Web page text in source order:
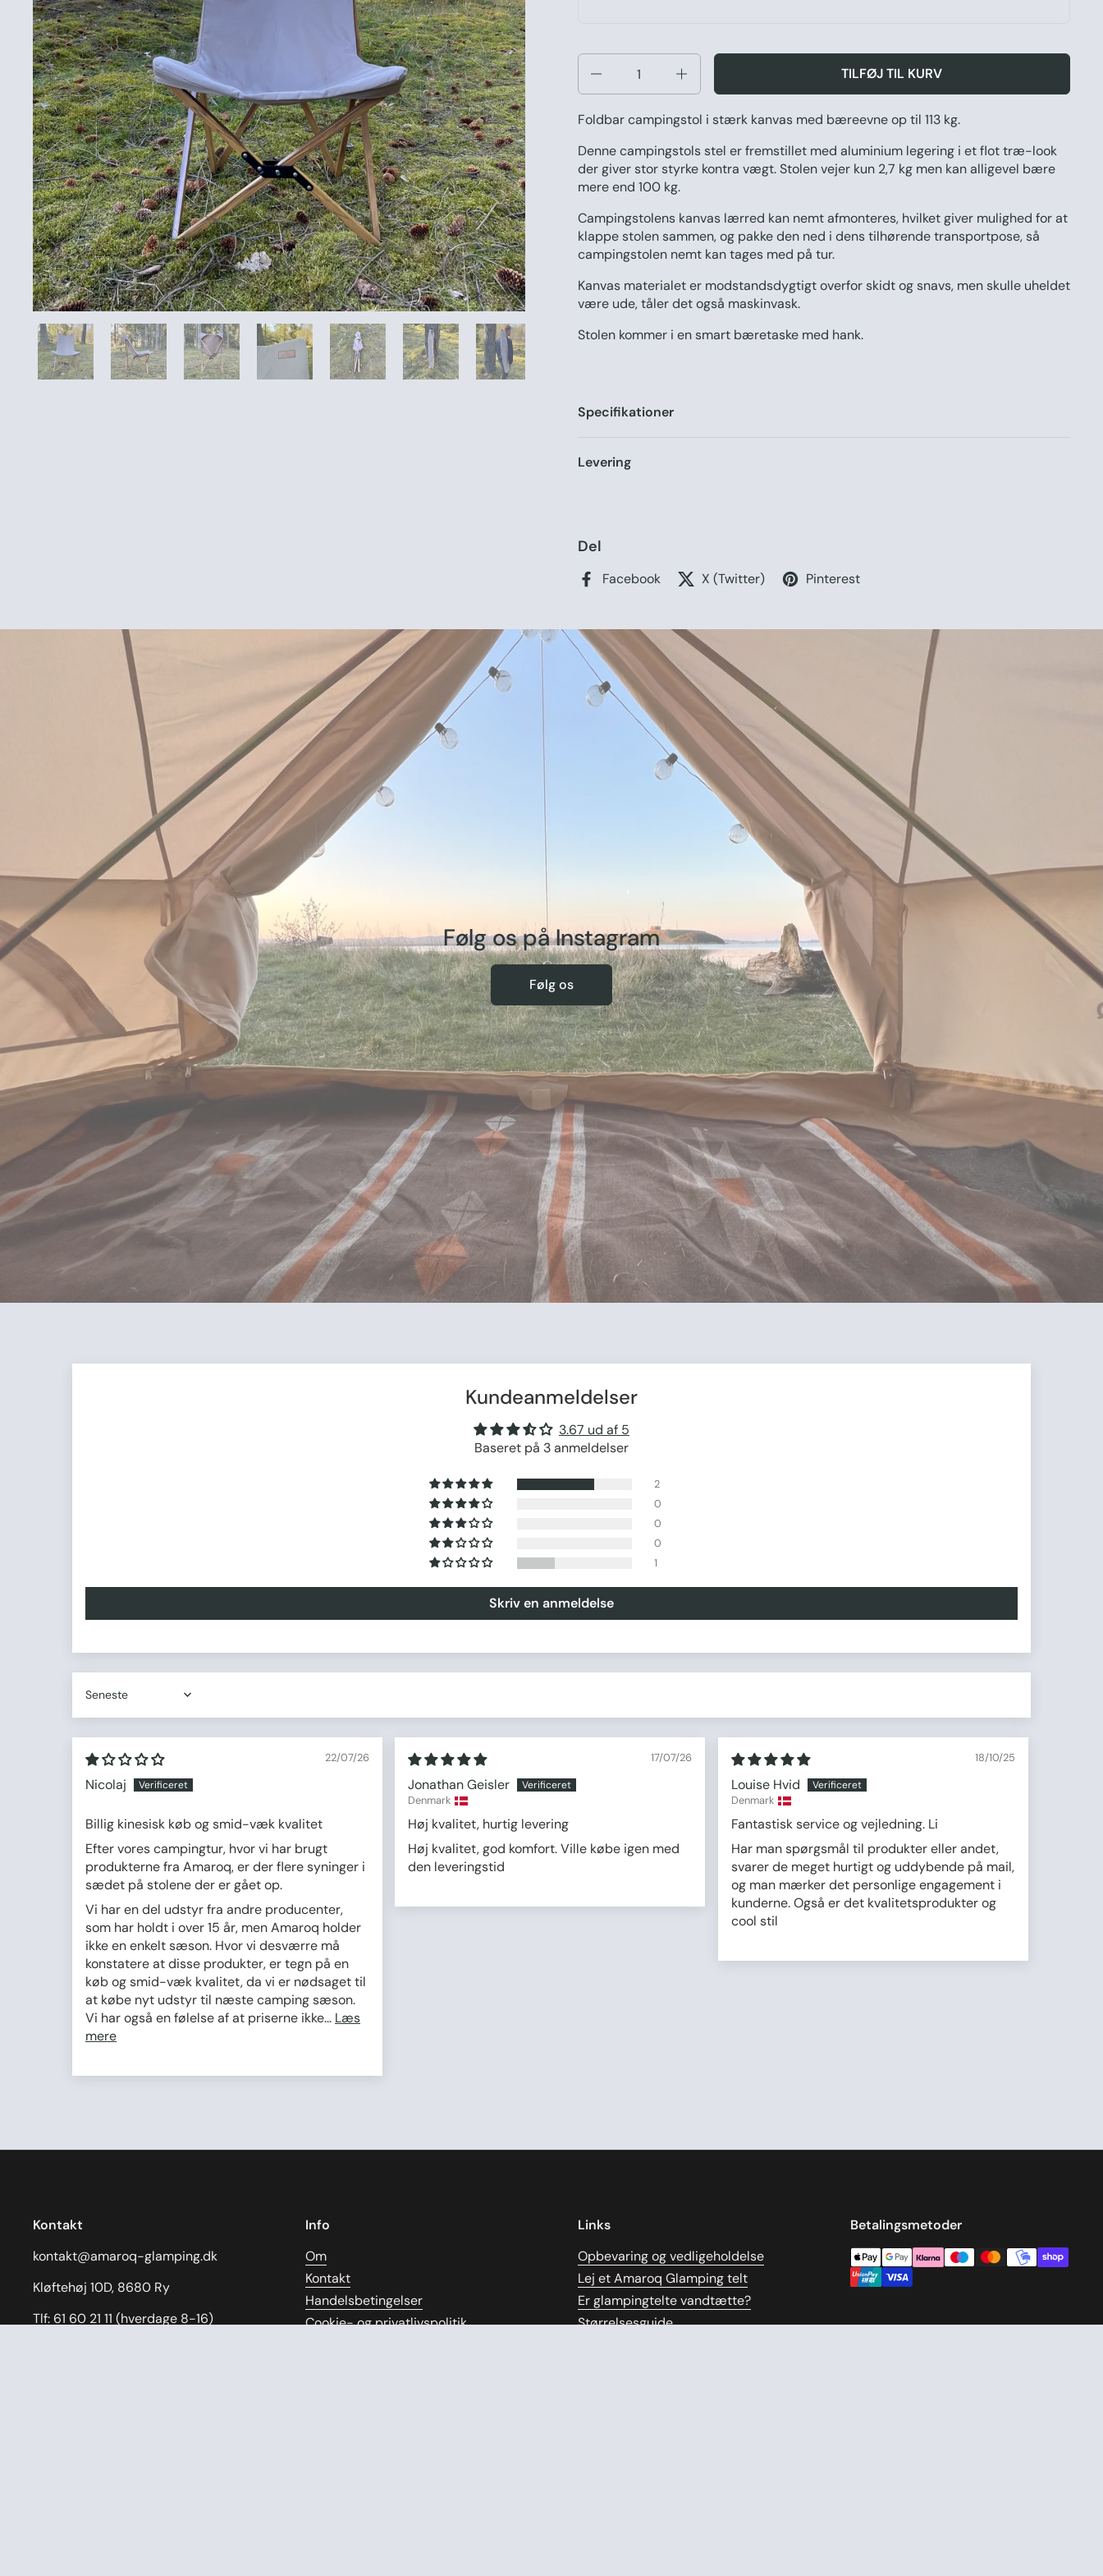
TILFØJ TIL KURV
Foldbar campingstol i stærk kanvas med bæreevne op til 113 kg.
Denne campingstols stel er fremstillet med aluminium legering i et flot træ-look
der giver stor styrke kontra vægt. Stolen vejer kun 2,7 kg men kan alligevel bære
mere end 100 kg.
Campingstolens kanvas lærred kan nemt afmonteres, hvilket giver mulighed for at
klappe stolen sammen, og pakke den ned i dens tilhørende transportpose, så
campingstolen nemt kan tages med på tur.
Kanvas materialet er modstandsdygtigt overfor skidt og snavs, men skulle uheldet
være ude, tåler det også maskinvask.
Stolen kommer i en smart bæretaske med hank.
Specifikationer
Levering
Del
Facebook X (Twitter) Pinterest
Følg os på Instagram
Følg os
Kundeanmeldelser
3.67 ud af 5
Baseret på 3 anmeldelser
2
0
0
0
1
Skriv en anmeldelse
Sort by
22/07/26
Nicolaj
Billig kinesisk køb og smid-væk kvalitet
Efter vores campingtur, hvor vi har brugt
produkterne fra Amaroq, er der flere syninger i
sædet på stolene der er gået op.
Vi har en del udstyr fra andre producenter,
som har holdt i over 15 år, men Amaroq holder
ikke en enkelt sæson. Hvor vi desværre må
konstatere at disse produkter, er tegn på en
køb og smid-væk kvalitet, da vi er nødsaget til
at købe nyt udstyr til næste camping sæson.
Vi har også en følelse af at priserne ikke... Læs
mere
17/07/26
Jonathan Geisler
Denmark
Høj kvalitet, hurtig levering
Høj kvalitet, god komfort. Ville købe igen med
den leveringstid
18/10/25
Louise Hvid
Denmark
Fantastisk service og vejledning. Li
Har man spørgsmål til produkter eller andet,
svarer de meget hurtigt og uddybende på mail,
og man mærker det personlige engagement i
kunderne. Også er det kvalitetsprodukter og
cool stil
Kontakt
kontakt@amaroq-glamping.dk
Kløftehøj 10D, 8680 Ry
Tlf: 61 60 21 11 (hverdage 8-16)
Info
Om
Kontakt
Handelsbetingelser
Cookie- og privatlivspolitik
Links
Opbevaring og vedligeholdelse
Lej et Amaroq Glamping telt
Er glampingtelte vandtætte?
Størrelsesguide
Betalingsmetoder